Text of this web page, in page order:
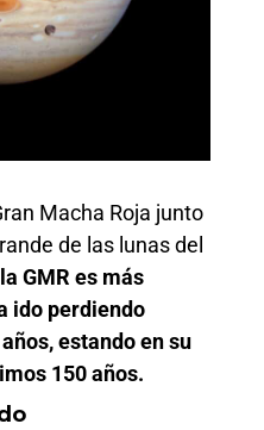
Macha Roja junto
de las lunas del
GMR es más
ido perdiendo
estando en su
150 años.